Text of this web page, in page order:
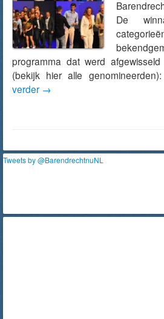
De
programma dat werd
(bekijk hier alle
verder →
Tweets by @BarendrechtnuNL